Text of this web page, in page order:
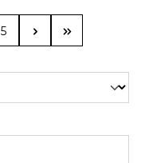
Page
5